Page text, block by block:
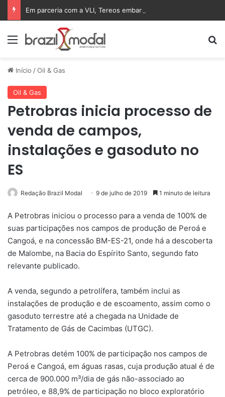
Menu
Início /Oil & Gas
Oil & Gas
Petrobras inicia processo de
venda de campos,
instalações e gasoduto no
ES
Redação Brazil Modal 9 de julho de 2019 1 minuto de leitura
A Petrobras iniciou o processo para a venda de 100% de
suas participações nos campos de produção de Peroá e
Cangoá, e na concessão BM-ES-21, onde há a descoberta
de Malombe, na Bacia do Espírito Santo, segundo fato
relevante publicado.
A venda, segundo a petrolífera, também inclui as
instalações de produção e de escoamento, assim como o
gasoduto terrestre até a chegada na Unidade de
Tratamento de Gás de Cacimbas (UTGC).
A Petrobras detém 100% de participação nos campos de
Peroá e Cangoá, em águas rasas, cuja produção atual é de
cerca de 900.000 m³/dia de gás não-associado ao
petróleo, e 88,9% de participação no bloco exploratório